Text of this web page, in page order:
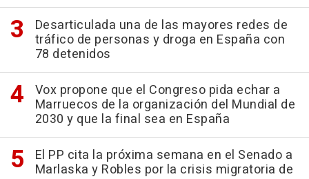
Desarticulada una de las mayores redes de
tráfico de personas y droga en España con
78 detenidos
Vox propone que el Congreso pida echar a
Marruecos de la organización del Mundial de
2030 y que la final sea en España
El PP cita la próxima semana en el Senado a
Marlaska y Robles por la crisis migratoria de